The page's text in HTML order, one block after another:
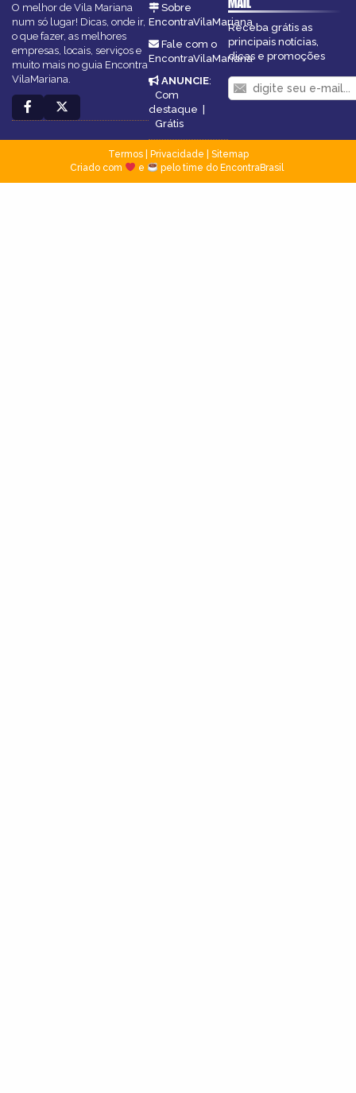
O melhor de Vila Mariana
num só lugar! Dicas, onde ir,
o que fazer, as melhores
empresas, locais, serviços e
muito mais no guia Encontra
VilaMariana.
Sobre
EncontraVilaMariana
Fale com o
EncontraVilaMariana
ANUNCIE:
Com
destaque |
Grátis
Receba grátis as
principais notícias,
dicas e promoções
Termos| Privacidade
Sitemap
Criado com
e pelo time do EncontraBrasil